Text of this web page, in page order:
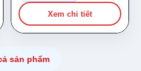
Xem chi tiết
sản phẩm